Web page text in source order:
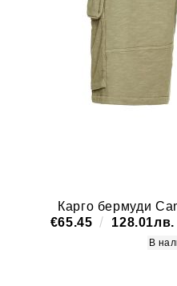
Карго бермуди
€65.45
128.01лв.
В